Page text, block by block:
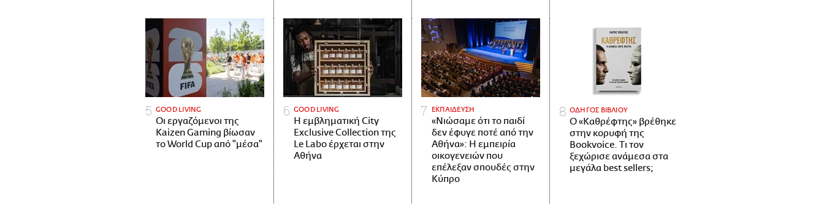
GOOD LIVING
Οι εργαζόμενοι της
Kaizen Gaming βίωσαν
το World Cup από "μέσα"
GOOD LIVING
Η εμβληματική City
Exclusive Collection της
Le Labo έρχεται στην
Αθήνα
ΕΚΠΑΙΔΕΥΣΗ
«Νιώσαμε ότι το παιδί
δεν έφυγε ποτέ από την
Αθήνα»: Η εμπειρία
οικογενειών που
επέλεξαν σπουδές στην
Κύπρο
ΟΔΗΓΟΣ ΒΙΒΛΙΟΥ
Ο «Καθρέφτης» βρέθηκε
στην κορυφή της
Bookvoice. Τι τον
ξεχώρισε ανάμεσα στα
μεγάλα best sellers;